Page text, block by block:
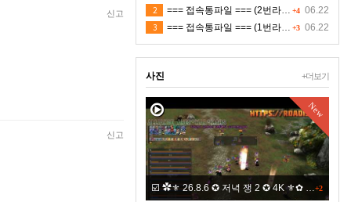
신고
신고
+4 06.22
2 === 접속통파일 === (2번라인)
+3 06.22
3 === 접속통파일 === (1번라인)
+더보기
사진
New
+2
☑️ ✿⚜ 26.8.6 ✪ 저녁 쟁 2 ✪ 4K ⚜✿ 적 ㅍㅋ